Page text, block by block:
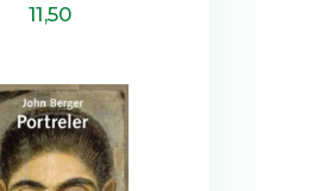
11,50